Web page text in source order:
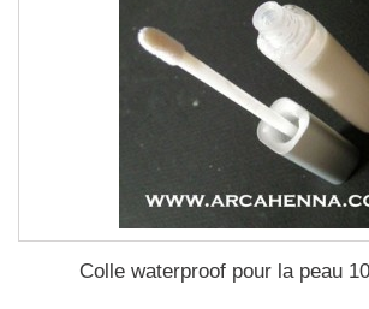
Colle waterproof pour la peau